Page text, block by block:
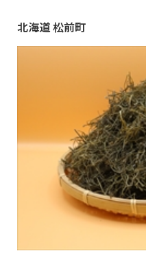
北海道 松前町